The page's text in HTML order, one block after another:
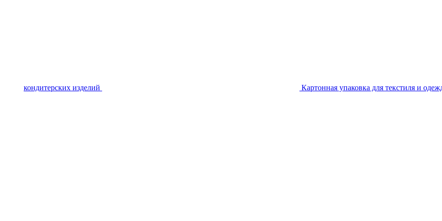
кондитерских изделий Картонная упаковка для текстиля и